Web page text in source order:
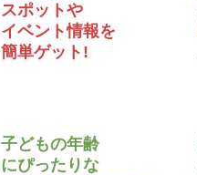
スポットや
イベント情報を
簡単ゲット!
子どもの年齢
にぴったりな